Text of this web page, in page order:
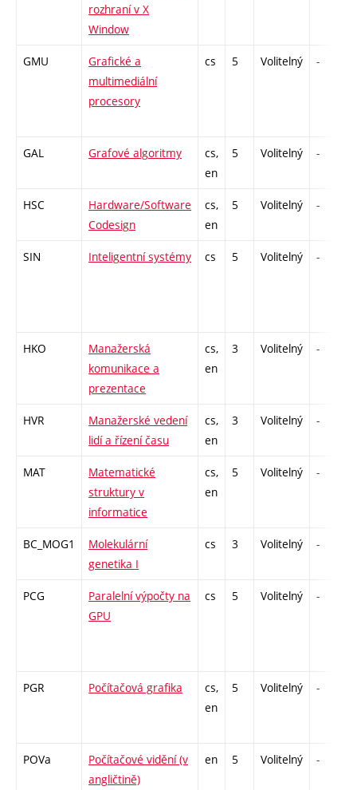
rozhraní v X
Window
GMU
Grafické a
multimediální
procesory
cs 5 Volitelný -
GAL Grafové algoritmy
cs,
en
5 Volitelný -
HSC
Hardware/Software
Codesign
cs,
en
5 Volitelný -
SIN Inteligentní systémy cs 5 Volitelný -
HKO
Manažerská
komunikace a
prezentace
cs,
en
3 Volitelný -
HVR
Manažerské vedení
lidí a řízení času
cs,
en
3 Volitelný -
MAT
Matematické
struktury v
informatice
cs,
en
5 Volitelný -
BC_MOG1
Molekulární
genetika I
cs 3 Volitelný -
PCG
Paralelní výpočty na
GPU
cs 5 Volitelný -
PGR Počítačová grafika
cs,
en
5 Volitelný -
POVa
Počítačové vidění (v
angličtině)
en 5 Volitelný -